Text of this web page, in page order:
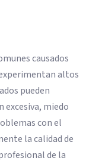
causados
altos
pueden
miedo
con el
la calidad de
de la